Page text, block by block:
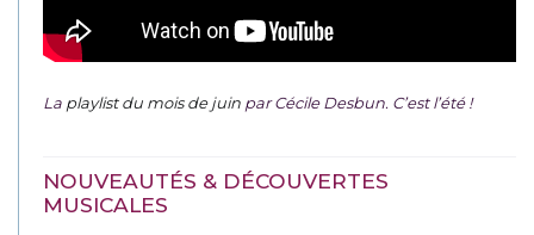
La playlist du mois de juin par Cécile Desbun. C’est l’été !
NOUVEAUTÉS & DÉCOUVERTES
MUSICALES